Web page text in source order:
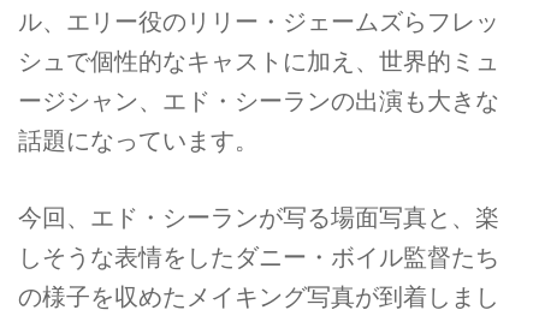
ル、エリー役のリリー・ジェームズらフレッ
シュで個性的なキャストに加え、世界的ミュ
ージシャン、エド・シーランの出演も大きな
話題になっています。
今回、エド・シーランが写る場面写真と、楽
しそうな表情をしたダニー・ボイル監督たち
の様子を収めたメイキング写真が到着しまし